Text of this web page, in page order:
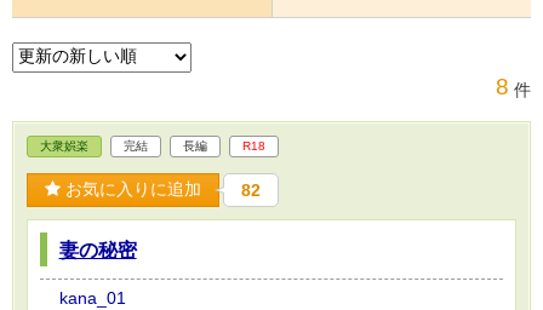
8 件
大衆娯楽 完結 長編 R18
お気に入りに追加 82
妻の秘密
kana_01